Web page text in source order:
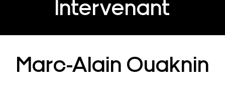
Intervenant
Marc-Alain Ouaknin